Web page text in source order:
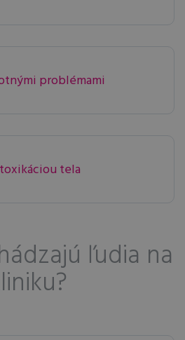
problémami
tela
ľudia na